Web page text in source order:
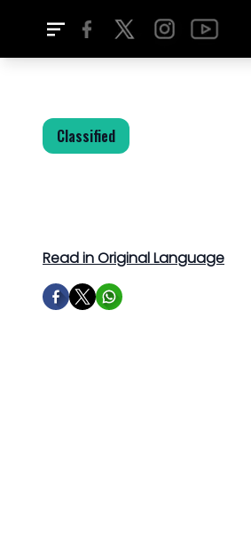
Classified
Read in Original Language